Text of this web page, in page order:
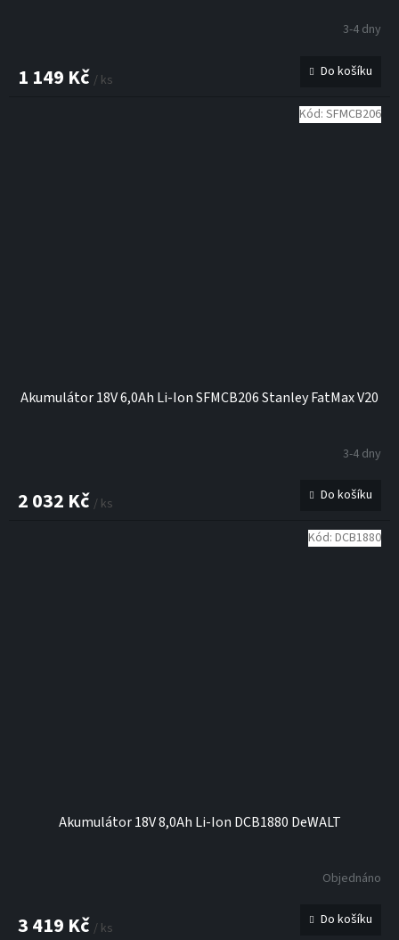
3-4 dny
1 149 Kč / ks Do košíku
Akumulátor 18V 6,0Ah Li-Ion SFMCB206 Stanley FatMax V20
3-4 dny
2 032 Kč / ks Do košíku
Kód: SFMCB206
Akumulátor 18V 8,0Ah Li-Ion DCB1880 DeWALT
Objednáno
3 419 Kč / ks Do košíku
Kód: DCB1880